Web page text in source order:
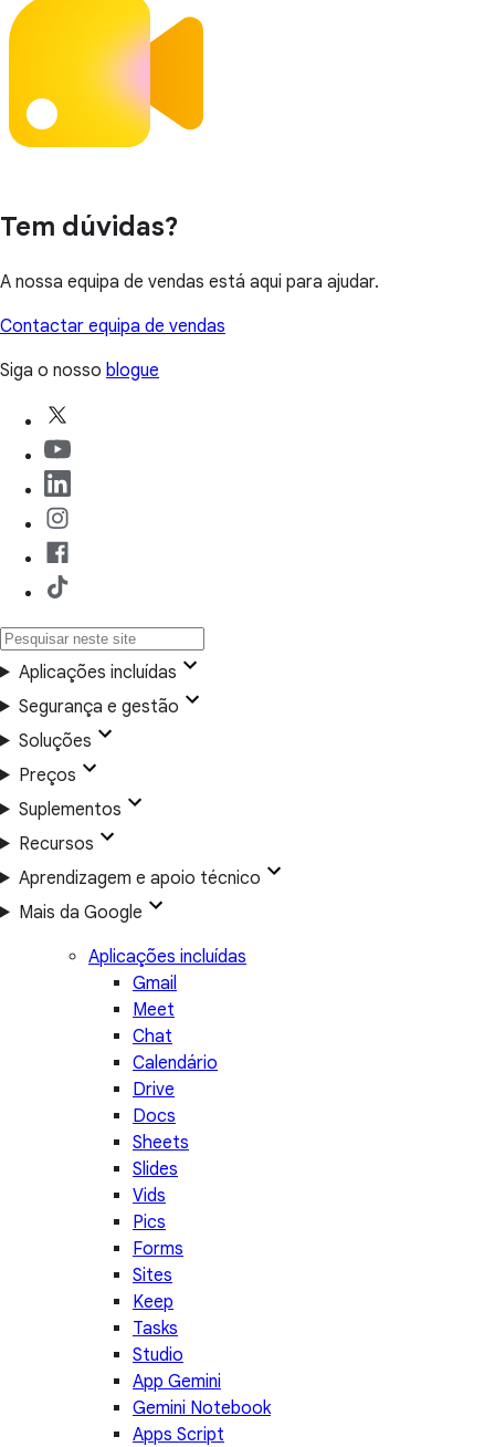
Tem dúvidas?
A nossa equipa de vendas está aqui para ajudar.
Contactar equipa de vendas
Siga o nosso blogue
Aplicações incluídas
Segurança e gestão
Soluções
Preços
Suplementos
Recursos
Aprendizagem e apoio técnico
Mais da Google
Aplicações incluídas
Gmail
Meet
Chat
Calendário
Drive
Docs
Sheets
Slides
Vids
Pics
Forms
Sites
Keep
Tasks
Studio
App Gemini
Gemini Notebook
Apps Script